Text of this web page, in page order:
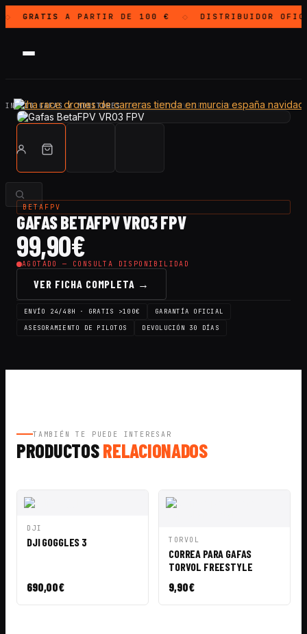
◇ GRATISA PARTIR DE 100 € ◇ DISTRIBUIDOR
INICIO· GAFAS Y MONITORES·GAFAS BETAFPV VR03 FPV
BETAFPV
GAFAS BETAFPV VR03 FPV
99,90€
AGOTADO — CONSULTA DISPONIBILIDAD
VER FICHA COMPLETA →
ENVÍO 24/48H · GRATIS >100€
GARANTÍA OFICIAL
ASESORAMIENTO DE PILOTOS
DEVOLUCIÓN 30 DÍAS
TAMBIÉN TE PUEDE INTERESAR
PRODUCTOSRELACIONADOS
VISTA
DJI
DJI GOGGLES 3
690,00€
VISTA
TORVOL
CORREA PARA GAFAS
TORVOL FREESTYLE
9,90€